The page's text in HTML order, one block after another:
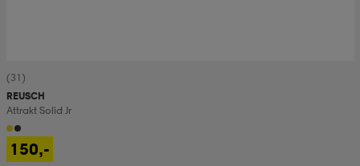
(31)
REUSCH
Attrakt Solid Jr
150,-